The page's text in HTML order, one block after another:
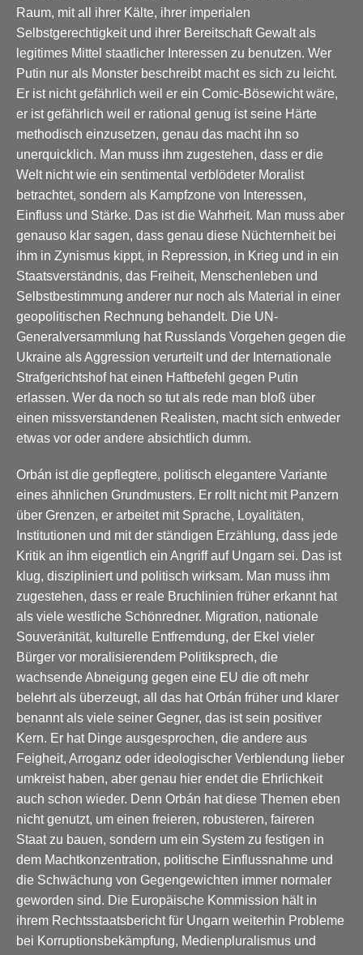
Raum, mit all ihrer Kälte, ihrer imperialen
Selbstgerechtigkeit und ihrer Bereitschaft Gewalt als
legitimes Mittel staatlicher Interessen zu benutzen. Wer
Putin nur als Monster beschreibt macht es sich zu leicht.
Er ist nicht gefährlich weil er ein Comic-Bösewicht wäre,
er ist gefährlich weil er rational genug ist seine Härte
methodisch einzusetzen, genau das macht ihn so
unerquicklich. Man muss ihm zugestehen, dass er die
Welt nicht wie ein sentimental verblödeter Moralist
betrachtet, sondern als Kampfzone von Interessen,
Einfluss und Stärke. Das ist die Wahrheit. Man muss aber
genauso klar sagen, dass genau diese Nüchternheit bei
ihm in Zynismus kippt, in Repression, in Krieg und in ein
Staatsverständnis, das Freiheit, Menschenleben und
Selbstbestimmung anderer nur noch als Material in einer
geopolitischen Rechnung behandelt. Die UN-
Generalversammlung hat Russlands Vorgehen gegen die
Ukraine als Aggression verurteilt und der Internationale
Strafgerichtshof hat einen Haftbefehl gegen Putin
erlassen. Wer da noch so tut als rede man bloß über
einen missverstandenen Realisten, macht sich entweder
etwas vor oder andere absichtlich dumm.
Orbán ist die gepflegtere, politisch elegantere Variante
eines ähnlichen Grundmusters. Er rollt nicht mit Panzern
über Grenzen, er arbeitet mit Sprache, Loyalitäten,
Institutionen und mit der ständigen Erzählung, dass jede
Kritik an ihm eigentlich ein Angriff auf Ungarn sei. Das ist
klug, diszipliniert und politisch wirksam. Man muss ihm
zugestehen, dass er reale Bruchlinien früher erkannt hat
als viele westliche Schönredner. Migration, nationale
Souveränität, kulturelle Entfremdung, der Ekel vieler
Bürger vor moralisierendem Politiksprech, die
wachsende Abneigung gegen eine EU die oft mehr
belehrt als überzeugt, all das hat Orbán früher und klarer
benannt als viele seiner Gegner, das ist sein positiver
Kern. Er hat Dinge ausgesprochen, die andere aus
Feigheit, Arroganz oder ideologischer Verblendung lieber
umkreist haben, aber genau hier endet die Ehrlichkeit
auch schon wieder. Denn Orbán hat diese Themen eben
nicht genutzt, um einen freieren, robusteren, faireren
Staat zu bauen, sondern um ein System zu festigen in
dem Machtkonzentration, politische Einflussnahme und
die Schwächung von Gegengewichten immer normaler
geworden sind. Die Europäische Kommission hält in
ihrem Rechtsstaatsbericht für Ungarn weiterhin Probleme
bei Korruptionsbekämpfung, Medienpluralismus und